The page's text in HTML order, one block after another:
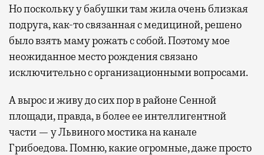
Но поскольку у бабушки там жила очень близкая
подруга, как-то связанная с медициной, решено
было взять маму рожать с собой. Поэтому мое
неожиданное место рождения связано
исключительно с организационными вопросами.
А вырос и живу до сих пор в районе Сенной
площади, правда, в более ее интеллигентной
части — у Львиного мостика на канале
Грибоедова. Помню, какие огромные, даже просто